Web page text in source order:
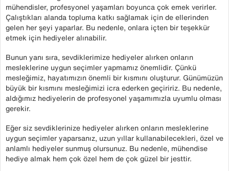
mühendisler, profesyonel yaşamları boyunca çok emek verirler.
Çalıştıkları alanda topluma katkı sağlamak için de ellerinden
gelen her şeyi yaparlar. Bu nedenle, onlara içten bir teşekkür
etmek için hediyeler alınabilir.
Bunun yanı sıra, sevdiklerimize hediyeler alırken onların
mesleklerine uygun seçimler yapmamız önemlidir. Çünkü
mesleğimiz, hayatımızın önemli bir kısmını oluşturur. Günümüzün
büyük bir kısmını mesleğimizi icra ederken geçiririz. Bu nedenle,
aldığımız hediyelerin de profesyonel yaşamımızla uyumlu olması
gerekir.
Eğer siz sevdiklerinize hediyeler alırken onların mesleklerine
uygun seçimler yaparsanız, uzun yıllar kullanabilecekleri, özel ve
anlamlı hediyeler sunmuş olursunuz. Bu nedenle, mühendise
hediye almak hem çok özel hem de çok güzel bir jesttir.